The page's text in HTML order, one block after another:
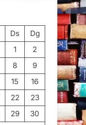
Ds
Dg
1
2
8
9
15
16
22
23
29
30